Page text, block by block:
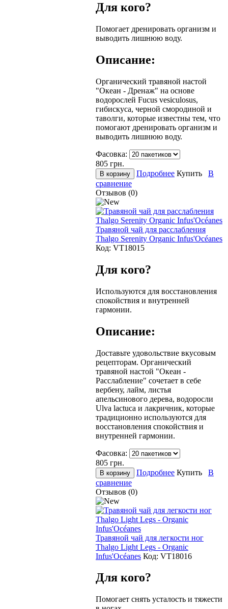
Для кого?
Помогает дренировать организм и
выводить лишнюю воду.
Описание:
Органический травяной настой
"Океан - Дренаж" на основе
водорослей Fucus vesiculosus,
гибискуса, черной смородиной и
таволги, которые известны тем, что
помогают дренировать организм и
выводить лишнюю воду.
Фасовка:
805 грн.
Подробнее Купить
В
сравнение
Отзывов (0)
Травяной чай для расслабления
Thalgo Serenity Organic Infus'Océanes
Код: VT18015
Для кого?
Используются для восстановления
спокойствия и внутренней
гармонии.
Описание:
Доставьте удовольствие вкусовым
рецепторам. Органический
травяной настой "Океан -
Расслабление" сочетает в себе
вербену, лайм, листья
апельсинового дерева, водоросли
Ulva lactuca и лакричник, которые
традиционно используются для
восстановления спокойствия и
внутренней гармонии.
Фасовка:
805 грн.
Подробнее Купить
В
сравнение
Отзывов (0)
Травяной чай для легкости ног
Thalgo Light Legs - Organic
Infus'Océanes Код: VT18016
Для кого?
Помогает снять усталость и тяжести